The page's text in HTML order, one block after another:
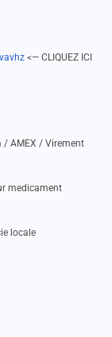
<— CLIQUEZ ICI
/ AMEX / Virement
medicament
locale